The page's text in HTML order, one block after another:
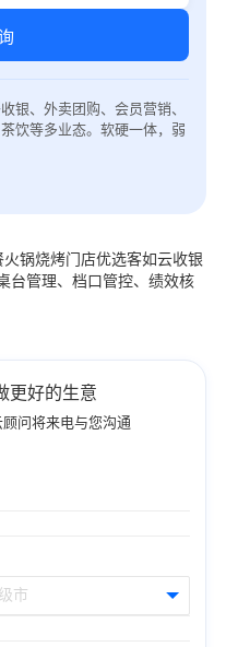
银、外卖团购、会员营销、
饮等多业态。软硬一体，弱
锅烧烤门店优选客如云收银
台管理、档口管控、绩效核
更好的生意
问将来电与您沟通